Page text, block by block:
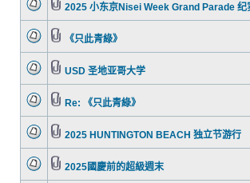
2025 小东京Nisei Week Grand Parade 纪
《只此青綠》
USD 圣地亚哥大学
Re: 《只此青綠》
2025 HUNTINGTON BEACH 独立节游行
2025國慶前的超級週末